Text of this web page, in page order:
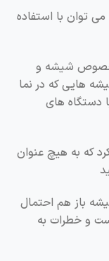
می توان با استفاده
خصوص شیشه و
هایی که در نما
دستگاه های
که به هیچ عنوان
باز هم احتمال
و خطرات به